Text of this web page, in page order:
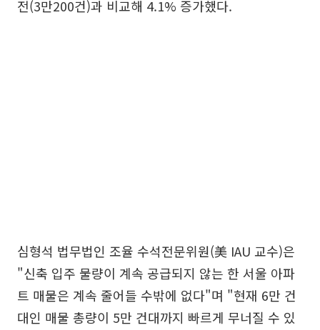
전(3만200건)과 비교해 4.1% 증가했다.
심형석 법무법인 조율 수석전문위원(美 IAU 교수)은
"신축 입주 물량이 계속 공급되지 않는 한 서울 아파
트 매물은 계속 줄어들 수밖에 없다"며 "현재 6만 건
대인 매물 총량이 5만 건대까지 빠르게 무너질 수 있